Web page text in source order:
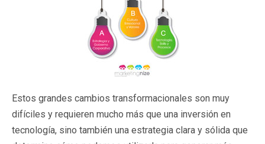
Estos grandes cambios transformacionales son muy
difíciles y requieren mucho más que una inversión en
tecnología, sino también una estrategia clara y sólida que